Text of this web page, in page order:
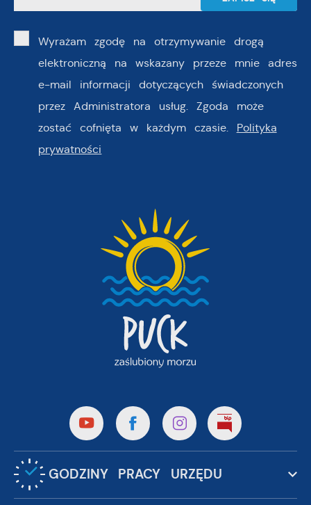
Wyrażam zgodę na otrzymywanie drogą
elektroniczną na wskazany przeze mnie adres
e-mail informacji dotyczących świadczonych
przez Administratora usług. Zgoda może
zostać cofnięta w każdym czasie. Polityka
prywatności
GODZINY PRACY URZĘDU